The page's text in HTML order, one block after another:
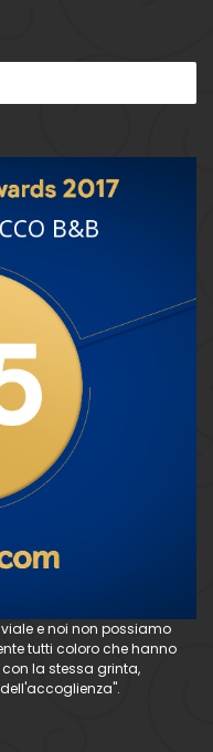
e noi non possiamo
tutti coloro che hanno
la stessa grinta,